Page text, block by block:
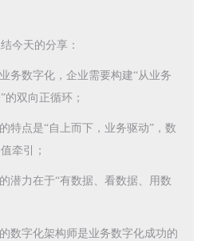
今天的分享：
务数字化，企业需要构建“从业务
双向正循环；
特点是“自上而下，业务驱动”，数
牵引；
潜力在于“有数据、看数据、用数
数字化架构师是业务数字化成功的